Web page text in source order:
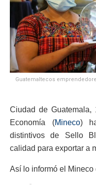
Guatemaltecos
Ciudad de Guatemala,
Economía (Mineco)
distintivos de Sello
calidad para exportar a
Así lo informó el